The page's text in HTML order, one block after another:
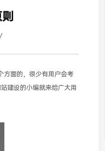
面的，很少有用户会考
建设的小编就来给广大用